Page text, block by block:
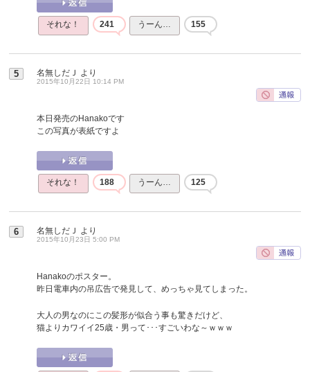
それな！ 241 うーん… 155
5 名無しだＪ より
2015年10月22日 10:14 PM
本日発売のHanakoです
この写真が表紙ですよ
それな！ 188 うーん… 125
6 名無しだＪ より
2015年10月23日 5:00 PM
Hanakoのポスター。
昨日電車内の吊広告で発見して、めっちゃ見てしまった。
大人の男なのにこの髪形が似合う事も驚きだけど、
猫よりカワイイ25歳・男って･･･すごいわな～ｗｗｗ